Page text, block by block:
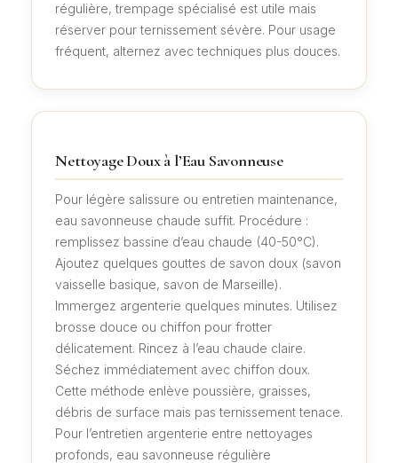
régulière, trempage spécialisé est utile mais
réserver pour ternissement sévère. Pour usage
fréquent, alternez avec techniques plus douces.
Nettoyage Doux à l’Eau Savonneuse
Pour légère salissure ou entretien maintenance,
eau savonneuse chaude suffit. Procédure :
remplissez bassine d’eau chaude (40-50°C).
Ajoutez quelques gouttes de savon doux (savon
vaisselle basique, savon de Marseille).
Immergez argenterie quelques minutes. Utilisez
brosse douce ou chiffon pour frotter
délicatement. Rincez à l’eau chaude claire.
Séchez immédiatement avec chiffon doux.
Cette méthode enlève poussière, graisses,
débris de surface mais pas ternissement tenace.
Pour l’entretien argenterie entre nettoyages
profonds, eau savonneuse régulière